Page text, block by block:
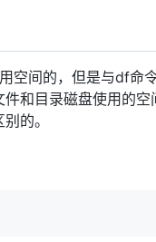
空间的，但是与df命
和目录磁盘使用的空
的。